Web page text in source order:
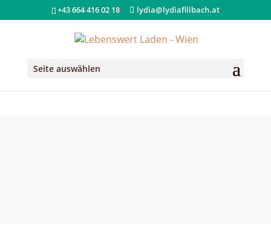
+43 664 416 02 18 lydia@lydiafillbach.at
Seite auswählen